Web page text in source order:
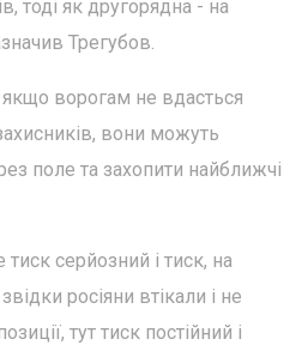
тоді як другорядна - на
Трегубов.
ворогам не вдасться
вони можуть
поле та захопити найближчі
тиск серйозний і тиск, на
росіяни втікали і не
тут тиск постійний і